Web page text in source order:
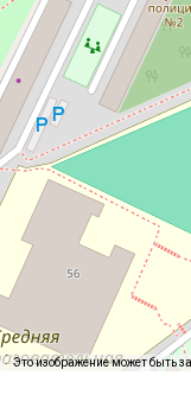
Это изображение может быть